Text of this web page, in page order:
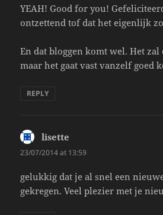
YEAH! Good for you!
ontzettend tof dat het eigenlijk
En dat bloggen komt wel. Het
maar het gaat vast vanzelf goed
REPLY
lisette
23/07/2014 at 13:59
gelukkig dat je al snel een
gekregen. Veel plezier met je